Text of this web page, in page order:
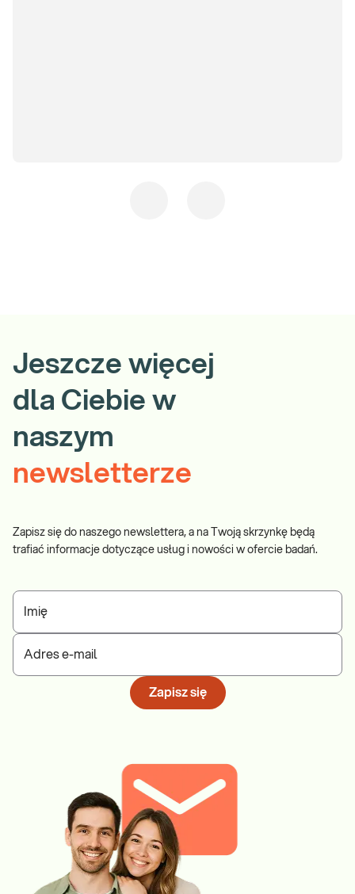
Jeszcze więcej
dla Ciebie w
naszym
newsletterze
Zapisz się do naszego newslettera, a na Twoją skrzynkę będą
trafiać informacje dotyczące usług i nowości w ofercie badań.
Imię
Adres e-mail
Zapisz się